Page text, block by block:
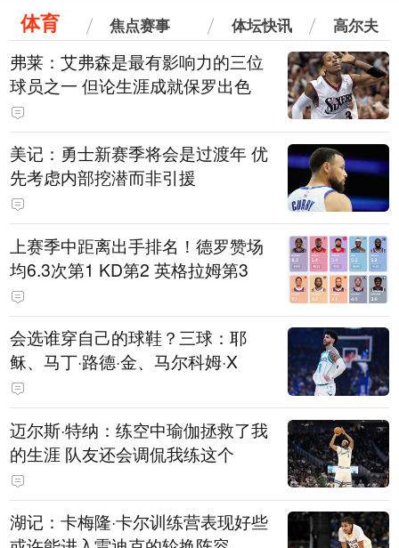
体育 焦点赛事 体坛快讯 高尔夫
弗莱：艾弗森是最有影响力的三位
球员之一 但论生涯成就保罗出色
美记：勇士新赛季将会是过渡年 优
先考虑内部挖潜而非引援
上赛季中距离出手排名！德罗赞场
均6.3次第1 KD第2 英格拉姆第3
会选谁穿自己的球鞋？三球：耶
稣、马丁·路德·金、马尔科姆·X
迈尔斯·特纳：练空中瑜伽拯救了我
的生涯 队友还会调侃我练这个
湖记：卡梅隆·卡尔训练营表现好些